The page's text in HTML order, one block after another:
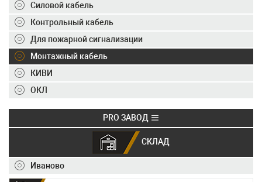
ОКЛ
Вакансии
Контакты
+7 (495) 150-40-20
+7 (495) 150-40-20 info@ivkz.ru
Силовой кабель
Контрольный кабель
Для пожарной сигнализации
Монтажный кабель
КИВИ
ОКЛ
PRO ЗАВОД
СКЛАД
Иваново